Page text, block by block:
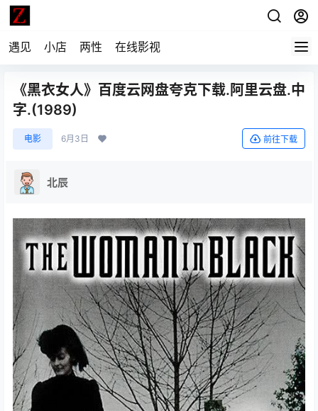
遇见 小店 两性 在线影视
《黑衣女人》百度云网盘夸克下载.阿里云盘.中
字.(1989)
电影 6月3日 前往下载
北辰